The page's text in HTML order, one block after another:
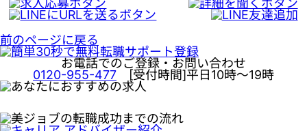
前のページに戻る
お電話でのご登録・お問い合わせ
0120-955-477 [受付時間]平日10時～19時
not respond